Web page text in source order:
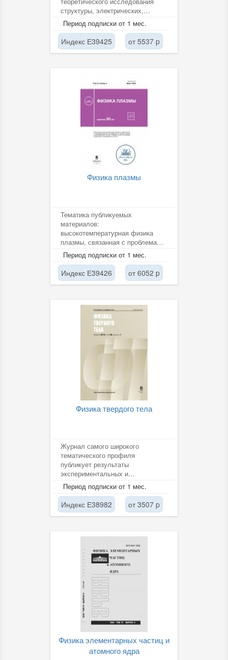
структуры, электрических,
магнитных, тепловых,
оптических,...
Период подписки от 1 мес.
Индекс Е39425 от 5537 p
Физика плазмы
Тематика публикуемых
материалов:
высокотемпературная физика
плазмы, связанная с проблемами
контролируемого синтеза ядер,
основанного на магнитной и...
Период подписки от 1 мес.
Индекс Е39426 от 6052 p
Физика твердого тела
Журнал самого широкого
тематического профиля
публикует результаты
экспериментальных и
теоретических исследований во
всех областях физики твердого...
Период подписки от 1 мес.
Индекс Е38982 от 3507 p
Физика элементарных частиц и
атомного ядра